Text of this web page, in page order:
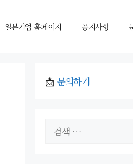
일본기업 홈페이지 공지사항
📩 문의하기